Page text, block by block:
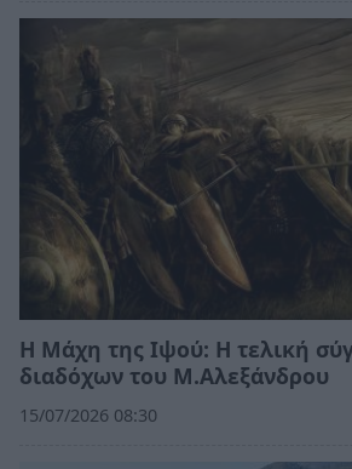
Η Μάχη της Ιψού: Η τελική
διαδόχων του Μ.Αλεξάνδρου
15/07/2026 08:30